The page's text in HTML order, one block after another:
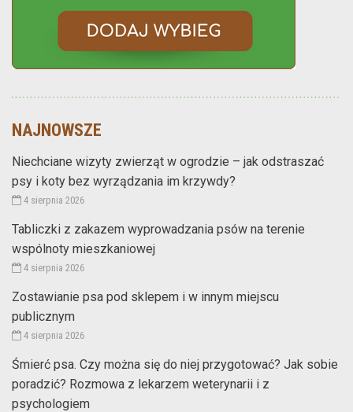
NAJNOWSZE
Niechciane wizyty zwierząt w ogrodzie – jak odstraszać
psy i koty bez wyrządzania im krzywdy?
4 sierpnia 2026
Tabliczki z zakazem wyprowadzania psów na terenie
wspólnoty mieszkaniowej
4 sierpnia 2026
Zostawianie psa pod sklepem i w innym miejscu
publicznym
4 sierpnia 2026
Śmierć psa. Czy można się do niej przygotować? Jak sobie
poradzić? Rozmowa z lekarzem weterynarii i z
psychologiem